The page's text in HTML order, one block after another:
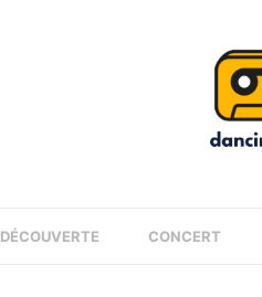
DÉCOUVERTE CONCERT